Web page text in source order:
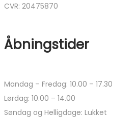
CVR: 20475870
Åbningstider
Mandag – Fredag: 10.00 – 17.30
Lørdag: 10.00 – 14.00
Søndag og Helligdage: Lukket